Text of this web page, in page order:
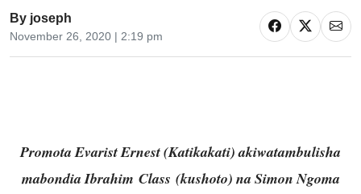
By joseph
November 26, 2020 | 2:19 pm
Promota Evarist Ernest (Katikakati) akiwatambulisha
mabondia Ibrahim Class (kushoto) na Simon Ngoma